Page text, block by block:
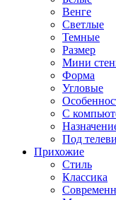
Венге
Светлые
Темные
Размер
Мини
Форма
Угловые
С
Под
Прихожие
Стиль
Классика